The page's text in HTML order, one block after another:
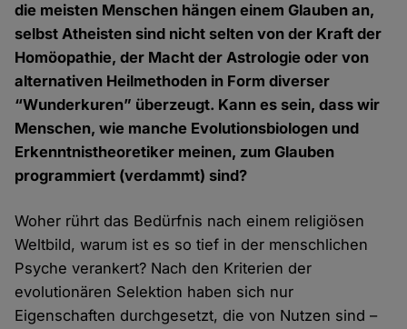
die meisten Menschen hängen einem Glauben an,
selbst Atheisten sind nicht selten von der Kraft der
Homöopathie, der Macht der Astrologie oder von
alternativen Heilmethoden in Form diverser
“Wunderkuren” überzeugt. Kann es sein, dass wir
Menschen, wie manche Evolutionsbiologen und
Erkenntnistheoretiker meinen, zum Glauben
programmiert (verdammt) sind?
Woher rührt das Bedürfnis nach einem religiösen
Weltbild, warum ist es so tief in der menschlichen
Psyche verankert? Nach den Kriterien der
evolutionären Selektion haben sich nur
Eigenschaften durchgesetzt, die von Nutzen sind –